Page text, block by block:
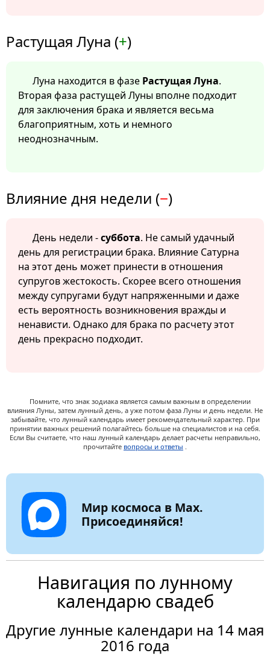
Растущая Луна (+)
Луна находится в фазе Растущая Луна.
Вторая фаза растущей Луны вполне подходит
для заключения брака и является весьма
благоприятным, хоть и немного
неоднозначным.
Влияние дня недели (−)
День недели -суббота. Не самый удачный
день для регистрации брака. Влияние Сатурна
на этот день может принести в отношения
супругов жестокость. Скорее всего отношения
между супругами будут напряженными и даже
есть вероятность возникновения вражды и
ненависти. Однако для брака по расчету этот
день прекрасно подходит.
Помните, что знак зодиака является самым важным в определении
влияния Луны, затем лунный день, а уже потом фаза Луны и день недели. Не
забывайте, что лунный календарь имеет рекомендательный характер. При
принятии важных решений полагайтесь больше на специалистов и на себя.
Если Вы считаете, что наш лунный календарь делает расчеты неправильно,
прочитайте вопросы и ответы .
Мир космоса в Max.
Присоединяйся!
Навигация по лунному
календарю свадеб
Другие лунные календари на 14 мая
2016 года